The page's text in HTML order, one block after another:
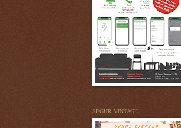
SEGUR VINTAGE